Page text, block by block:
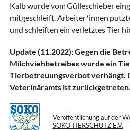
Kalb wurde vom Gülleschieber
mitgeschleift. Arbeiter*innen
und schleiften ein verletztes Tier
Update (11.2022): Gegen die
Milchviehbetreibes wurde ein
Tierbetreuungsverbot verhängt.
Veterinäramts ist zurückgetreten.
Veröffentlichung auf der
SOKO TIERSCHUTZ E.V.